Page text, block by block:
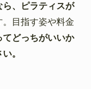
、ピラティスが
目指す姿や料金
てどっちがいいか
。